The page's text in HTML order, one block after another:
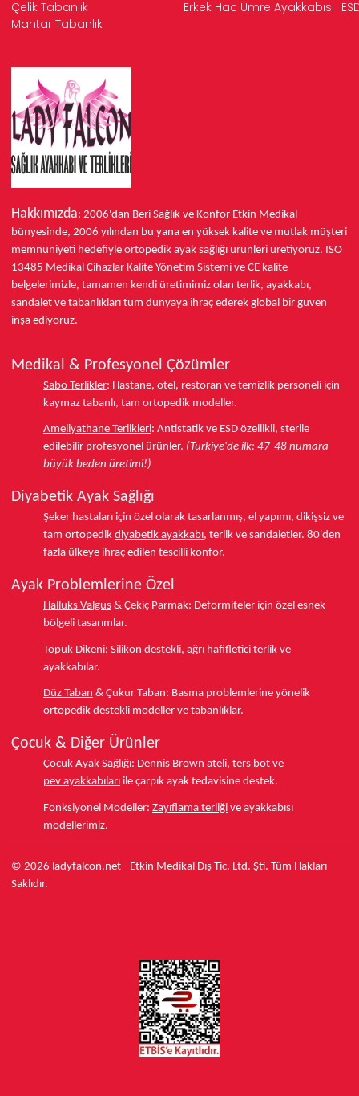
Çelik Tabanlık
Erkek Hac Umre Ayakkabısı
Mantar Tabanlık
Hakkımızda: 2006'dan Beri Sağlık ve Konfor Etkin Medikal
bünyesinde, 2006 yılından bu yana en yüksek kalite ve mutlak müşteri
memnuniyeti hedefiyle ortopedik ayak sağlığı ürünleri üretiyoruz. ISO
13485 Medikal Cihazlar Kalite Yönetim Sistemi ve CE kalite
belgelerimizle, tamamen kendi üretimimiz olan terlik, ayakkabı,
sandalet ve tabanlıkları tüm dünyaya ihraç ederek global bir güven
inşa ediyoruz.
Medikal & Profesyonel Çözümler
Sabo Terlikler: Hastane, otel, restoran ve temizlik personeli için
kaymaz tabanlı, tam ortopedik modeller.
Ameliyathane Terlikleri: Antistatik ve ESD özellikli, sterile
edilebilir profesyonel ürünler. (Türkiye'de ilk: 47-48 numara
büyük beden üretimi!)
Diyabetik Ayak Sağlığı
Şeker hastaları için özel olarak tasarlanmış, el yapımı, dikişsiz ve
tam ortopedik diyabetik ayakkabı, terlik ve sandaletler. 80'den
fazla ülkeye ihraç edilen tescilli konfor.
Ayak Problemlerine Özel
Halluks Valgus & Çekiç Parmak: Deformiteler için özel esnek
bölgeli tasarımlar.
Topuk Dikeni: Silikon destekli, ağrı hafifletici terlik ve
ayakkabılar.
Düz Taban & Çukur Taban: Basma problemlerine yönelik
ortopedik destekli modeller ve tabanlıklar.
Çocuk & Diğer Ürünler
Çocuk Ayak Sağlığı: Dennis Brown ateli, ters bot ve
pev ayakkabıları ile çarpık ayak tedavisine destek.
Fonksiyonel Modeller: Zayıflama terliği ve ayakkabısı
modellerimiz.
© 2026 ladyfalcon.net - Etkin Medikal Dış Tic. Ltd. Şti. Tüm Hakları
Saklıdır.